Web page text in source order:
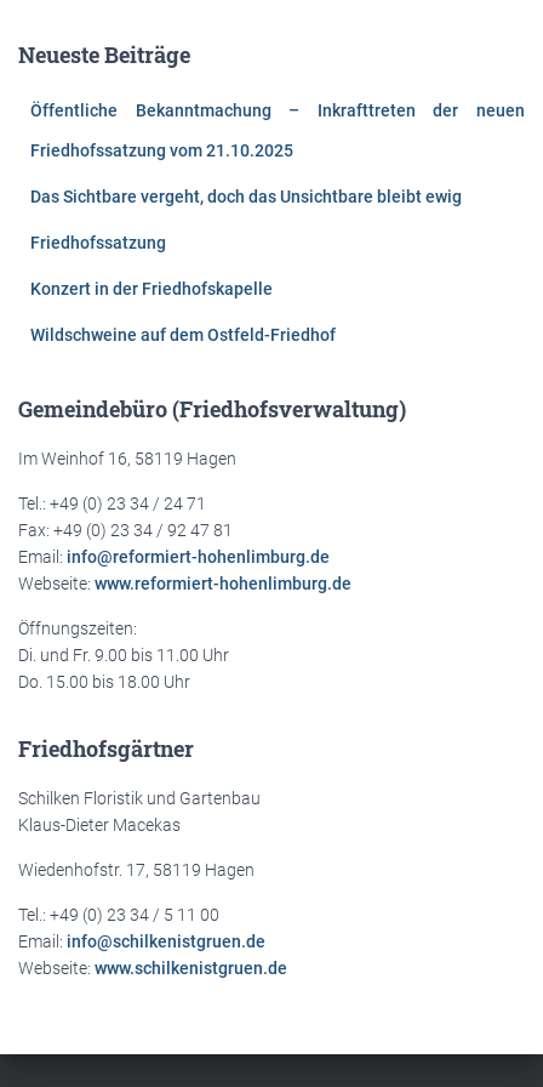
n
Neueste Beiträge
Öffentliche Bekanntmachung – Inkrafttreten der neuen
Friedhofssatzung vom 21.10.2025
Das Sichtbare vergeht, doch das Unsichtbare bleibt ewig
Friedhofssatzung
Konzert in der Friedhofskapelle
Wildschweine auf dem Ostfeld-Friedhof
Gemeindebüro (Friedhofsverwaltung)
Im Weinhof 16, 58119 Hagen
Tel.: +49 (0) 23 34 / 24 71
Fax: +49 (0) 23 34 / 92 47 81
Email: info@reformiert-hohenlimburg.de
Webseite: www.reformiert-hohenlimburg.de
Öffnungszeiten:
Di. und Fr. 9.00 bis 11.00 Uhr
Do. 15.00 bis 18.00 Uhr
Friedhofsgärtner
Schilken Floristik und Gartenbau
Klaus-Dieter Macekas
Wiedenhofstr. 17, 58119 Hagen
Tel.: +49 (0) 23 34 / 5 11 00
Email: info@schilkenistgruen.de
Webseite: www.schilkenistgruen.de